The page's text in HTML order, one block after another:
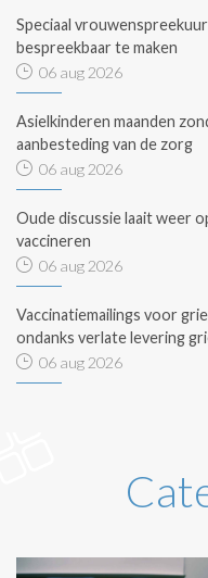
Speciaal
bespreekbaar te maken
06 aug 2026
Asielkinderen maanden
aanbesteding van de zorg
06 aug 2026
Oude discussie laait weer
vaccineren
06 aug 2026
Vaccinatiemailings voor
ondanks verlate levering
06 aug 2026